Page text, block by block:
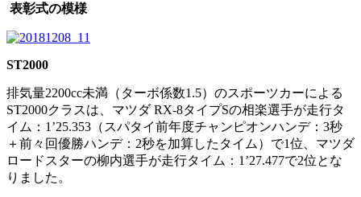
表彰式の模様
ST2000
排気量2200cc未満（ターボ係数1.5）のスポーツカーによる
ST2000クラスは、マツダ RX-8タイプSの相楽選手が走行タ
イム：1’25.353（スパタイ前年度チャンピオンハンデ：3秒
＋前々回優勝ハンデ：2秒を加算したタイム）で1位、マツダ
ロードスターの柳内選手が走行タイム：1’27.477で2位とな
りました。